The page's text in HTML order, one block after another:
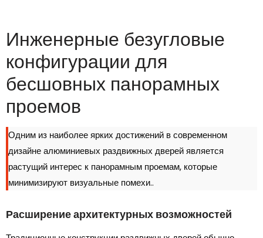
Инженерные безугловые
конфигурации для
бесшовных панорамных
проемов
Одним из наиболее ярких достижений в современном
дизайне алюминиевых раздвижных дверей является
растущий интерес к панорамным проемам, которые
минимизируют визуальные помехи..
Расширение архитектурных возможностей